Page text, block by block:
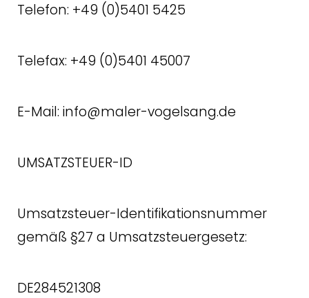
Telefon: +49 (0)5401 5425
Telefax: +49 (0)5401 45007
E-Mail: info@maler-vogelsang.de
UMSATZSTEUER-ID
Umsatzsteuer-Identifikationsnummer
gemäß §27 a Umsatzsteuergesetz:
DE284521308